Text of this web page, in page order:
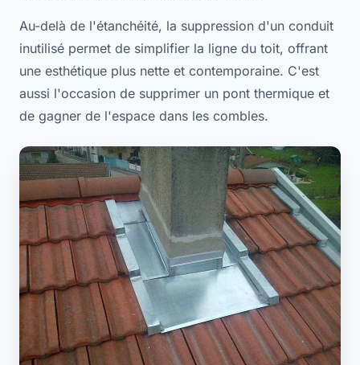
Au-delà de l'étanchéité, la suppression d'un conduit
inutilisé permet de simplifier la ligne du toit, offrant
une esthétique plus nette et contemporaine. C'est
aussi l'occasion de supprimer un pont thermique et
de gagner de l'espace dans les combles.